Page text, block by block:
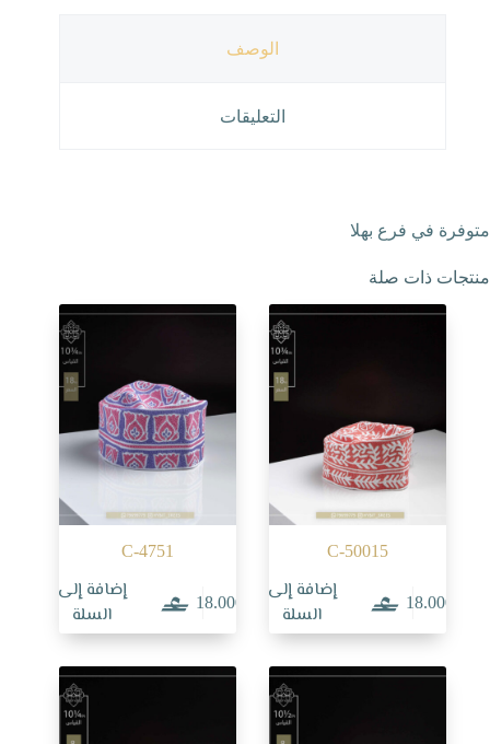
الوصف
التعليقات
متوفرة في فرع بهلا
منتجات ذات صلة
C-50015
18.000
إضافة إلى
السلة
C-4751
18.000
إضافة إلى
السلة